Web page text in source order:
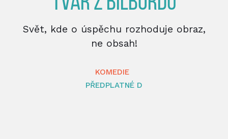
Svět, kde o úspěchu rozhoduje obraz,
ne obsah!
KOMEDIE
PŘEDPLATNÉ D